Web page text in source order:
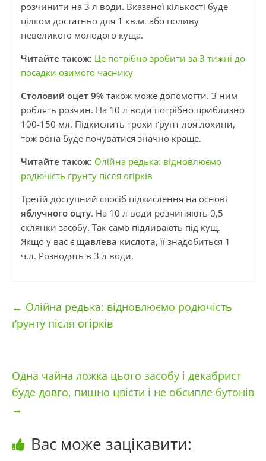
розчинити на 3 л води. Вказаної кількості буде
цілком достатньо для 1 кв.м. або поливу
невеликого молодого куща.
Читайте також: Це потрібно зробити за 3 тижні до
посадки озимого часнику
Столовий оцет 9%також може допомогти. З ним
роблять розчин. На 10 л води потрібно приблизно
100-150 мл. Підкислить трохи ґрунт лоя лохини,
тож вона буде почуватися значно краще.
Читайте також: Олійна редька: відновлюємо
родючість ґрунту після огірків
Третій доступний спосіб підкислення на основі
яблучного оцту. На 10 л води розчиняють 0,5
склянки засобу. Так само підливають під кущ.
Якщо у вас є щавлева кислота, її знадобиться 1
ч.л. Розводять в 3 л води.
← Олійна редька: відновлюємо родючість
ґрунту після огірків
Одна чайна ложка цього засобу і декабрист
буде довго, пишно цвісти і не обсипле бутонів
→
Вас може зацікавити: